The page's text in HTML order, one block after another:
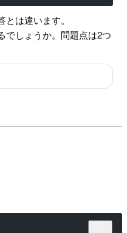
は違います。
でしょうか。問題点は2つ